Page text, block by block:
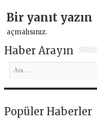
Bir yanıt yazın
açmalısınız.
Haber Arayın
Popüler Haberler